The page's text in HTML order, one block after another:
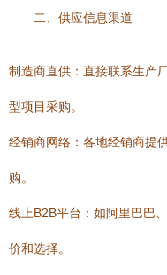
二、供应信息渠道
制造商直供：直接联系生产
型项目采购。
经销商网络：各地经销商提
购。
线上B2B平台：如阿里巴巴
价和选择。